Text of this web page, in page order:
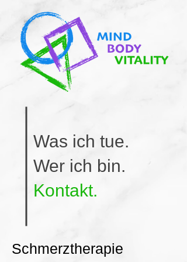
Was ich tue.
Wer ich bin.
Kontakt.
Schmerztherapie